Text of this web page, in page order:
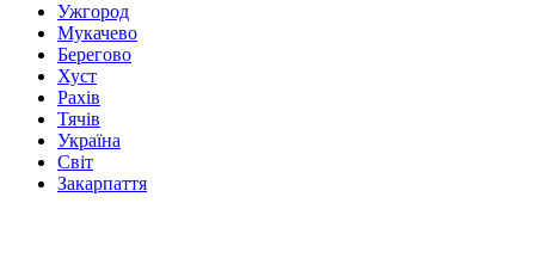
Ужгород
Мукачево
Берегово
Хуст
Рахів
Тячів
Україна
Світ
Закарпаття